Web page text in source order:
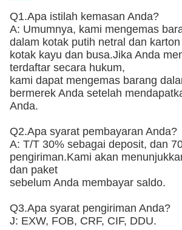
Q1.Apa istilah kemasan Anda?
A: Umumnya, kami mengemas
dalam kotak putih netral dan
kotak kayu dan busa.Jika Anda
terdaftar secara hukum,
kami dapat mengemas barang
bermerek Anda setelah
Anda.
Q2.Apa syarat pembayaran Anda?
A: T/T 30% sebagai deposit, dan
pengiriman.Kami akan
dan paket
sebelum Anda membayar saldo.
Q3.Apa syarat pengiriman Anda?
J: EXW, FOB, CRF, CIF, DDU.